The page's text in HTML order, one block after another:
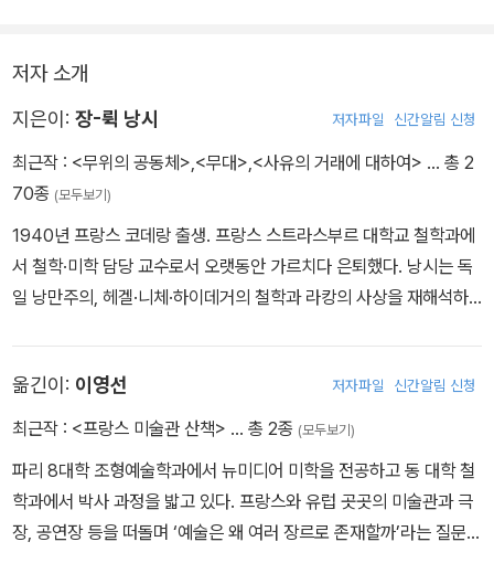
기를 마련해주고 있다는 데에 있을 것이다. 다시 말해 『신, 정의, 사
다 할지라도, 그 바탕에 견고한 우리 공동의 중핵이 놓여 있다는 사실
을 증명한다. 논의들을 이끌어가는 낭시의 어조는 따뜻하고 부드러우
며, 무엇보다 포용력 있고 대단히 여유롭다. 그러나 거기서 우리는 계
산적·경제적 이성이 극에 이르고 있는 이곳의, 이 혼잡하고 삭막하다
못해 잔인한 ‘자본의 현실’의 밑바닥을 가로질러가는 단호한 어떤 목
소리를, 무위(無爲)의 엄밀성에 대한 요구를 듣지 못해서는 안 될 것
지만, 오히려 모든 종류의 정답에 대해 의문을 제기하면서, 즉 우리 각
자에게 주체성에 대한 물음을 다시 불러일으키면서 우리에게 어떠한
도 없었다는 사실을 다시 주지시킨다. “무(無)라는 것은 일반적으로
무엇인가 있었다는 것을 전제합니다. 우리 모두처럼 말이죠. 어떤 이
유도 목적도 없는 바로 그 사실에 세계가 존재합니다. 사람들은 이렇
게 질문할 수도 있습니다. ‘그것이 무슨 의미가 있죠? 그래서 어쩌라
철학자들은 자신이 그 답을 알지도 못하는 질문을 늘 던진다. 구도자
의 심정도 마찬가지다.
학자가 그 중에서 4개를 뽑아낸다. ‘신, 정의, 사랑, 아름다움’이 바로
그것이다. 철학자들이 가진 어려움은 바로 이 한계를 넘나드는 사유
과정을 철학적 훈련을 받지 않은 사람들을 대상으로 알기 쉽게 전달
하는 것이다.
신은 모든 곳에 있다. 그렇기 때문에 아무 곳에도 없는 것이다. 공기를
관련하여 천국을 생각하는 사람들은 욕망의 만족이 모든 것이라고 생
각하는 수준이다. 세계가 무에서 창조되었다고 믿는 것은 신을 믿는
린 학생들에게 말하고 있다. 이것 또한 철학자들의 임무다. 무엇이 유
의미한 질문이고, 무엇이 무의미한 질문인지를 말해주는 것 말이다.
정의란 무엇인가? 현실에 존재하는 실정법이 곧 정의로운 것이, 이상
저자 소개
지은이: 장-뤽 낭시 저자파일 신간알림 신청
최근작 : <무위의 공동체>,<무대>,<사유의 거래에 대하여> … 총 2
70종 (모두보기)
1940년 프랑스 코데랑 출생. 프랑스 스트라스부르 대학교 철학과에
서 철학·미학 담당 교수로서 오랫동안 가르치다 은퇴했다. 낭시는 독
일 낭만주의, 헤겔·니체·하이데거의 철학과 라캉의 사상을 재해석하
전개했다. 특히 그는 교조주의적 맑스주의의 몰락 이후에 가능한 공
산주의의 문제, 공동체의 문제를 다시 제기하는 것을 자신의 주요한
하게 진행되고 있다. 주요 저서로 『문자의 지위』(필립 라쿠-라바르트
와 공저), 『목소리의 나눔』, 『철학의 망각』, 『자유의 경험』, 『사유의
무게』, 『세계의 의미』, 『복수적 단수의 존재』, 『이미지 속 깊은 곳에
옮긴이: 이영선 저자파일 신간알림 신청
최근작 : <프랑스 미술관 산책> … 총 2종 (모두보기)
파리 8대학 조형예술학과에서 뉴미디어 미학을 전공하고 동 대학 철
학과에서 박사 과정을 밟고 있다. 프랑스와 유럽 곳곳의 미술관과 극
장, 공연장 등을 떠돌며 ‘예술은 왜 여러 장르로 존재할까’라는 질문을